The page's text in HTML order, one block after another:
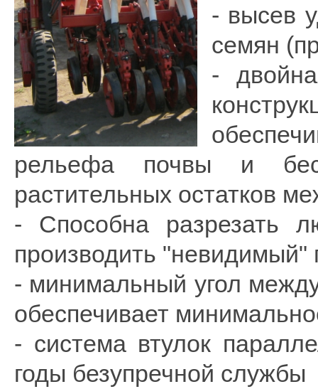
- высев
семян
-
рельефа почвы и
растительных остатков
- Способна разрезать
производить "невидимый"
- минимальный угол
обеспечивает
- система втулок
годы безупречной службы